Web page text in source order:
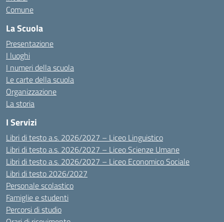
Comune
La Scuola
Presentazione
I luoghi
I numeri della scuola
Le carte della scuola
Organizzazione
La storia
I Servizi
Libri di testo a.s. 2026/2027 – Liceo Linguistico
Libri di testo a.s. 2026/2027 – Liceo Scienze Umane
Libri di testo a.s. 2026/2027 – Liceo Economico Sociale
Libri di testo 2026/2027
Personale scolastico
Famiglie e studenti
Percorsi di studio